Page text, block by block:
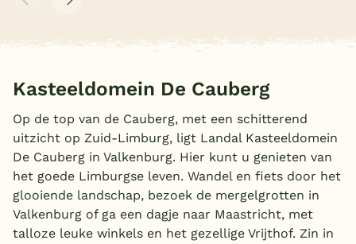
Kasteeldomein De Cauberg
Op de top van de Cauberg, met een schitterend
uitzicht op Zuid-Limburg, ligt Landal Kasteeldomein
De Cauberg in Valkenburg. Hier kunt u genieten van
het goede Limburgse leven. Wandel en fiets door het
glooiende landschap, bezoek de mergelgrotten in
Valkenburg of ga een dagje naar Maastricht, met
talloze leuke winkels en het gezellige Vrijthof. Zin in